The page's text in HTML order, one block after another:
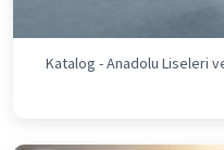
Katalog - Anadolu Liseleri